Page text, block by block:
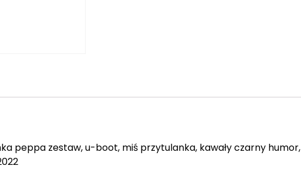
peppa zestaw, u-boot, miś przytulanka, kawały czarny humor,